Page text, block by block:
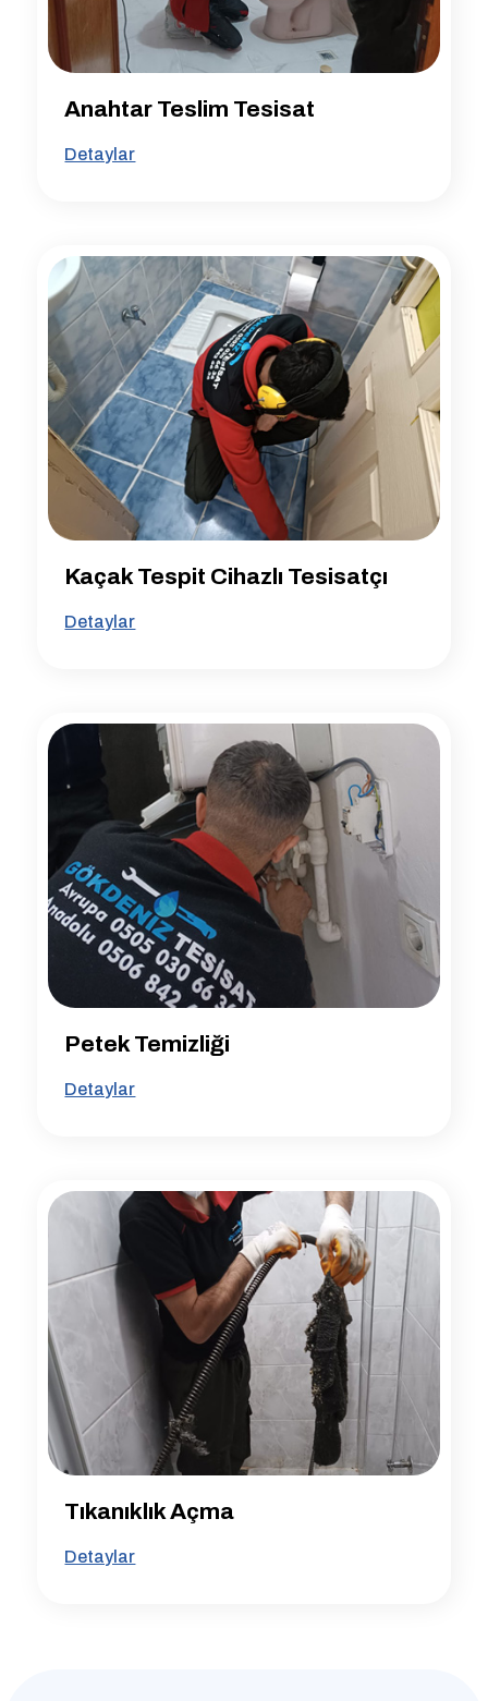
Anahtar Teslim Tesisat
Detaylar
Kaçak Tespit Cihazlı Tesisatçı
Detaylar
Petek Temizliği
Detaylar
Tıkanıklık Açma
Detaylar